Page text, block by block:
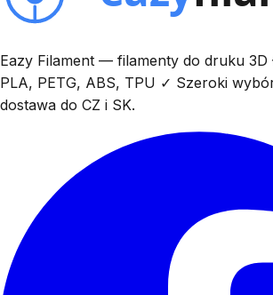
Eazy Filament — filamenty do druku 3D
PLA, PETG, ABS, TPU ✓ Szeroki
dostawa do CZ i SK.